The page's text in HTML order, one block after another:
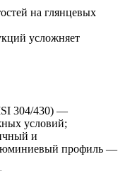
на глянцевых
усложняет
304/430) —
условий;
и
профиль —